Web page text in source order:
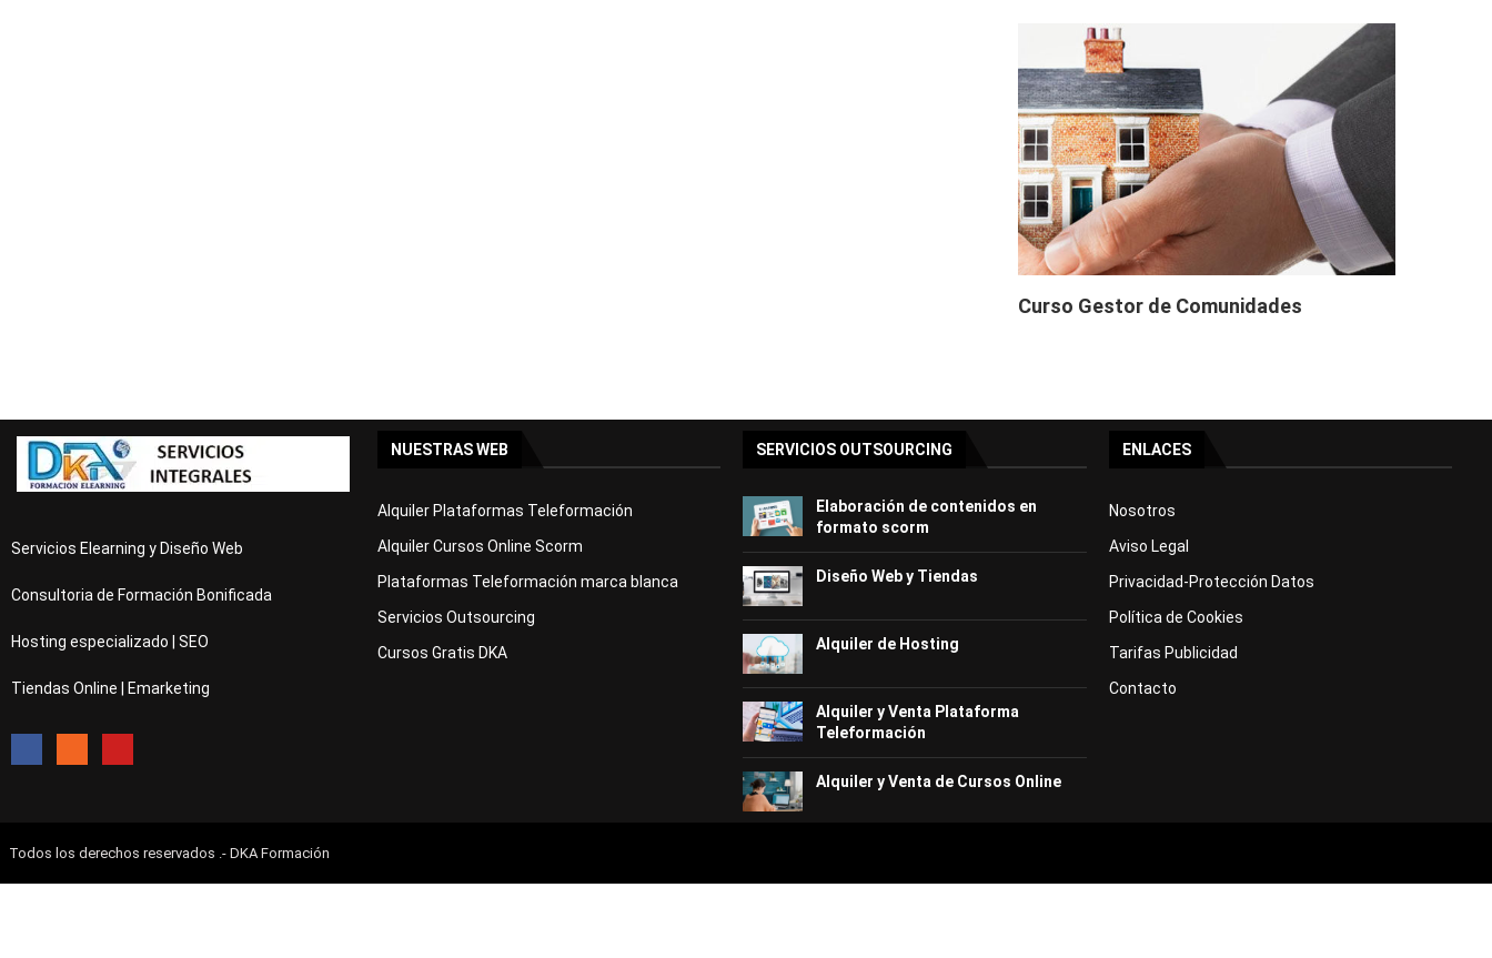
Curso Gestor de Comunidades
Servicios Elearning y Diseño Web
Consultoria de Formación Bonificada
Hosting especializado | SEO
Tiendas Online | Emarketing
NUESTRAS WEB
Alquiler Plataformas Teleformación
Alquiler Cursos Online Scorm
Plataformas Teleformación marca blanca
Servicios Outsourcing
Cursos Gratis DKA
SERVICIOS OUTSOURCING
Elaboración de contenidos en
formato scorm
Diseño Web y Tiendas
Alquiler de Hosting
Alquiler y Venta Plataforma
Teleformación
Alquiler y Venta de Cursos Online
ENLACES
Nosotros
Aviso Legal
Privacidad-Protección Datos
Política de Cookies
Tarifas Publicidad
Contacto
Todos los derechos reservados .- DKA Formación